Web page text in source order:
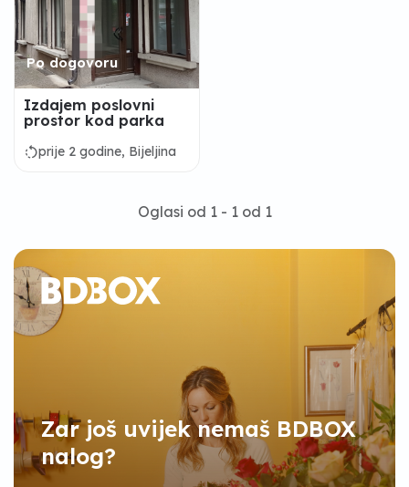
Po dogovoru
Izdajem poslovni
prostor kod parka
rotate_leftprije 2 godine, Bijeljina
Oglasi od 1 - 1 od 1
Zar još uvijek nemaš BDBOX
nalog?